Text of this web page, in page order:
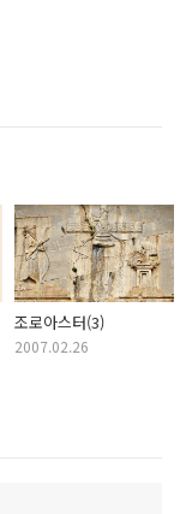
조로아스터(3)
2007.02.26